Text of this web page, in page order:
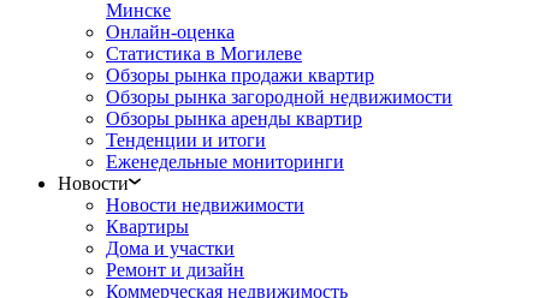
Минске
Онлайн-оценка
Статистика в Могилеве
Обзоры рынка продажи квартир
Обзоры рынка загородной недвижимости
Обзоры рынка аренды квартир
Тенденции и итоги
Еженедельные мониторинги
Новости
Новости недвижимости
Квартиры
Дома и участки
Ремонт и дизайн
Коммерческая недвижимость